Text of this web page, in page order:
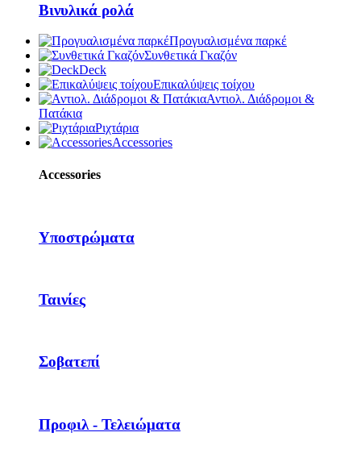
Βινυλικά ρολά
Προγυαλισμένα παρκέ
Συνθετικά Γκαζόν
Deck
Επικαλύψεις τοίχου
Αντιολ. Διάδρομοι &
Πατάκια
Ριχτάρια
Accessories
Accessories
Υποστρώματα
Ταινίες
Σοβατεπί
Προφιλ - Τελειώματα